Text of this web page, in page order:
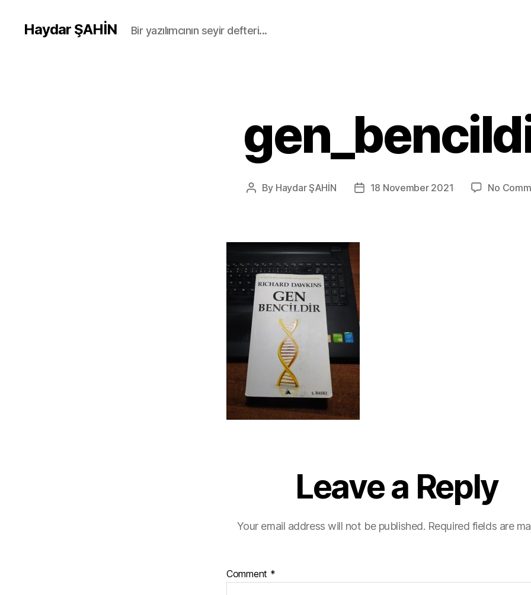
Haydar ŞAHİN Bir yazılımcının seyir defteri...
Post
By Haydar ŞAHİN
Post18 November 2021 No
Leave a Reply
Your email address will not be published. Required fields are
Comment *